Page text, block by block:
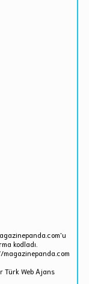
kodladı.
Türk Web Ajans